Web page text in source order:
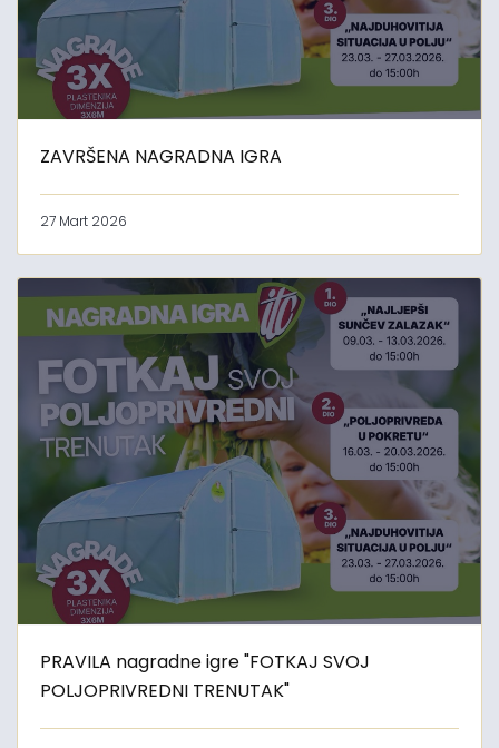
ZAVRŠENA NAGRADNA IGRA
27 Mart 2026
PRAVILA nagradne igre "FOTKAJ SVOJ
POLJOPRIVREDNI TRENUTAK"